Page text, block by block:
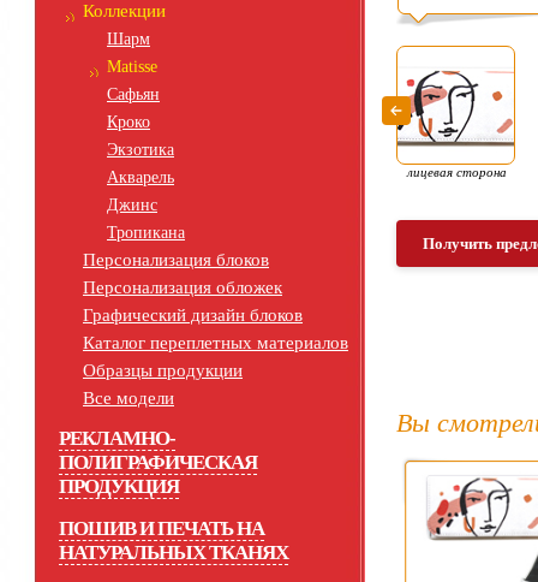
Коллекции
Шарм
Matisse
Сафьян
Кроко
Экзотика
Акварель
Джинс
Тропикана
Персонализация блоков
Персонализация обложек
Графический дизайн блоков
Каталог переплетных материалов
Образцы продукции
Все модели
РЕКЛАМНО-
ПОЛИГРАФИЧЕСКАЯ
ПРОДУКЦИЯ
ПОШИВ И ПЕЧАТЬ НА
НАТУРАЛЬНЫХ ТКАНЯХ
лицевая сторона
Получить
Вы